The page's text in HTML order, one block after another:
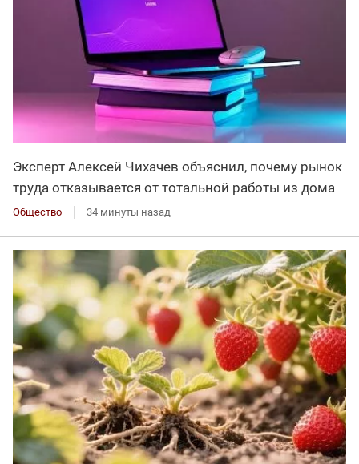
Эксперт Алексей Чихачев объяснил, почему рынок
труда отказывается от тотальной работы из дома
Общество 34 минуты назад